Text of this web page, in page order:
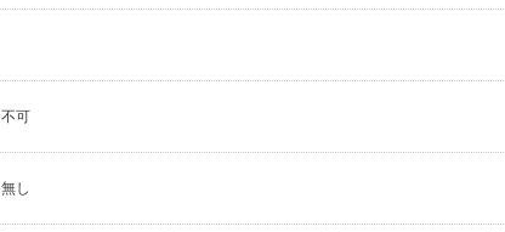
不可
無し